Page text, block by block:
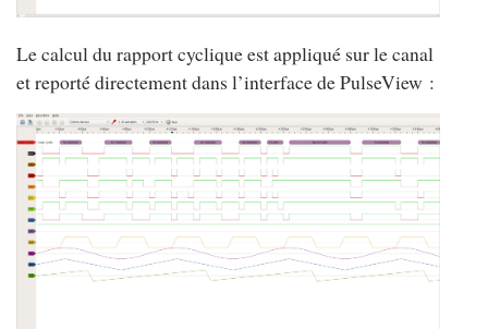
Le calcul du rapport cyclique est appliqué sur le canal
et reporté directement dans l’interface de PulseView :